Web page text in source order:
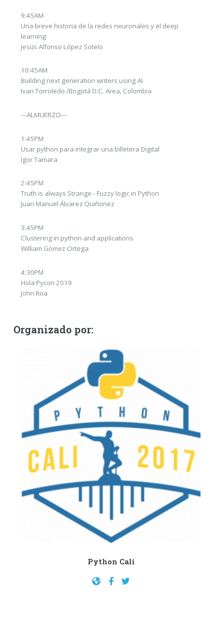
9:45AM
Una breve historia de la redes neuronales y el deep
learning
Jesús Alfonso López Sotelo
10:45AM
Building next generation writers using AI
Ivan Torroledo /Bogotá D.C. Area, Colombia
---ALMUERZO---
1:45PM
Usar python para integrar una billetera Digital
Igor Tamara
2:45PM
Truth is always Strange - Fuzzy logic in Python
Juan Manuel Álvarez Quiñonez
3:45PM
Clustering in python and applications
William Gómez Ortega
4:30PM
Hola Pycon 2019
John Roa
Organizado por:
Python Cali